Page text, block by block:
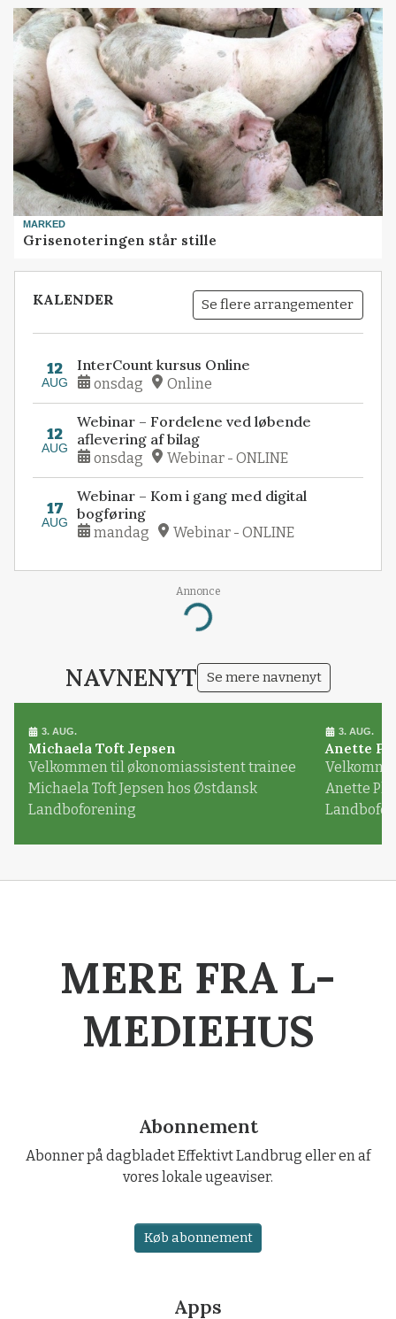
MARKED
Grisenoteringen står stille
KALENDER Se flere arrangementer
12
AUG
InterCount kursus Online
onsdag Online
12
AUG
Webinar – Fordelene ved løbende
aflevering af bilag
onsdag Webinar - ONLINE
17
AUG
Webinar – Kom i gang med digital
bogføring
mandag Webinar - ONLINE
Annonce
Loading...
NAVNENYT Se mere navnenyt
3. AUG.
Michaela Toft Jepsen
Velkommen til økonomiassistent trainee
Michaela Toft Jepsen hos Østdansk
Landboforening
3. AUG.
Anette
Anette
MERE FRA L-
MEDIEHUS
Abonnement
Abonner på dagbladet Effektivt Landbrug eller en af
vores lokale ugeaviser.
Køb abonnement
Apps